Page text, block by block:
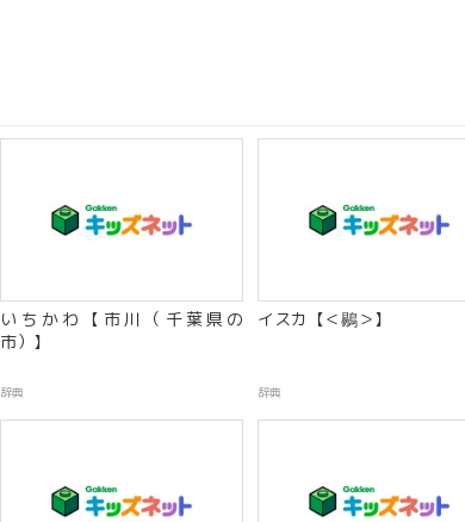
いちかわ【市川（千葉県の
市）】
辞典
イスカ【＜鶍＞】
辞典